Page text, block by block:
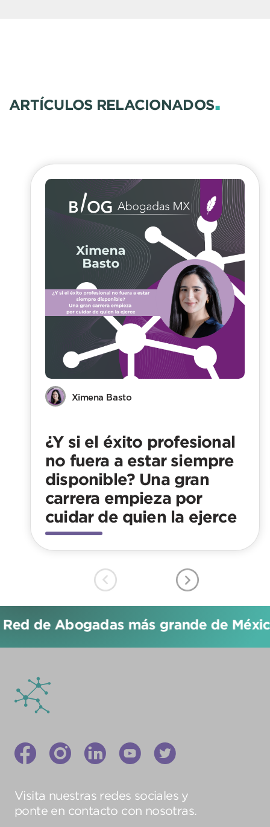
ARTÍCULOS RELACIONADOS.
Ximena Basto
¿Y si el éxito profesional
no fuera a estar siempre
disponible? Una gran
carrera empieza por
cuidar de quien la ejerce
de Abogadas más grande de
Visita nuestras redes sociales y
ponte en contacto con nosotras.